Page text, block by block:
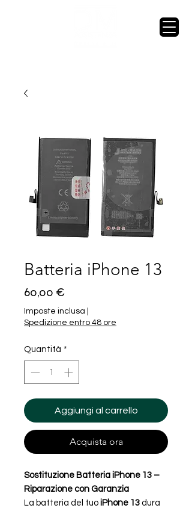
Batteria iPhone 13
60,00 €
Imposte inclusa
Spedizione entro 48 ore
Quantità *
Aggiungi al carrello
Acquista ora
Sostituzione Batteria iPhone 13 –
Riparazione con Garanzia
La batteria del tuo iPhone 13 dura